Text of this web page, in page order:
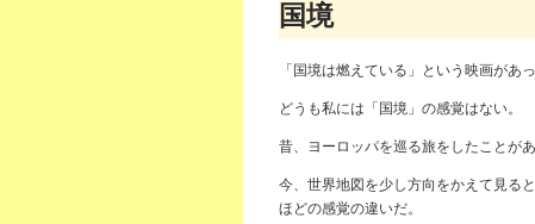
国境
「国境は燃えている」という映画があ
どうも私には「国境」の感覚はない。
昔、ヨーロッパを巡る旅をしたことが
今、世界地図を少し方向をかえて見る
ほどの感覚の違いだ。